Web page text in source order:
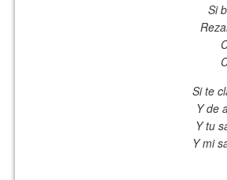
Si
Si te
Y de
Y tu
Y mi